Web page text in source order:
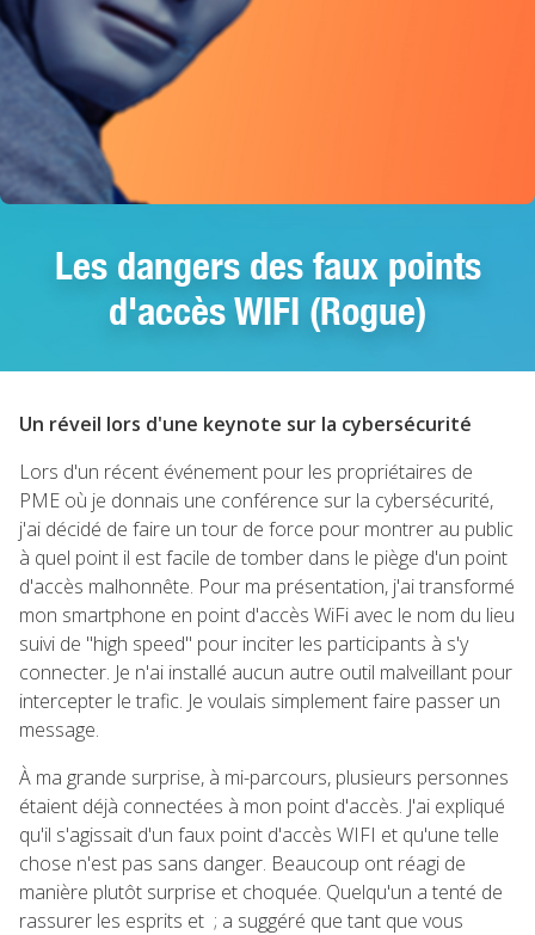
Les dangers des faux points
d'accès WIFI (Rogue)
Un réveil lors d'une keynote sur la cybersécurité
Lors d'un récent événement pour les propriétaires de
PME où je donnais une conférence sur la cybersécurité,
j'ai décidé de faire un tour de force pour montrer au public
à quel point il est facile de tomber dans le piège d'un point
d'accès malhonnête. Pour ma présentation, j'ai transformé
mon smartphone en point d'accès WiFi avec le nom du lieu
suivi de "high speed" pour inciter les participants à s'y
connecter. Je n'ai installé aucun autre outil malveillant pour
intercepter le trafic. Je voulais simplement faire passer un
message.
À ma grande surprise, à mi-parcours, plusieurs personnes
étaient déjà connectées à mon point d'accès. J'ai expliqué
qu'il s'agissait d'un faux point d'accès WIFI et qu'une telle
chose n'est pas sans danger. Beaucoup ont réagi de
manière plutôt surprise et choquée. Quelqu'un a tenté de
rassurer les esprits et ; a suggéré que tant que vous